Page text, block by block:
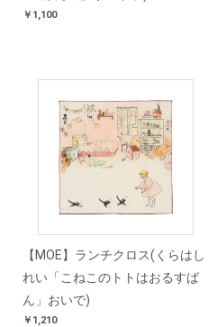
￥1,100
【MOE】ランチクロス(くらはし
れい「こねこのトトはおるすば
ん」おいで)
￥1,210